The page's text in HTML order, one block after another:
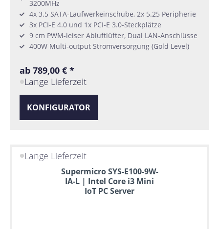
3200MHz
4x 3.5 SATA-Laufwerkeinschübe, 2x 5.25 Peripherie
3x PCI-E 4.0 und 1x PCI-E 3.0-Steckplätze
9 cm PWM-leiser Abluftlüfter, Dual LAN-Anschlüsse
400W Multi-output Stromversorgung (Gold Level)
ab 789,00 € *
Lange Lieferzeit
KONFIGURATOR
Lange Lieferzeit
Supermicro SYS-E100-9W-
IA-L | Intel Core i3 Mini
IoT PC Server